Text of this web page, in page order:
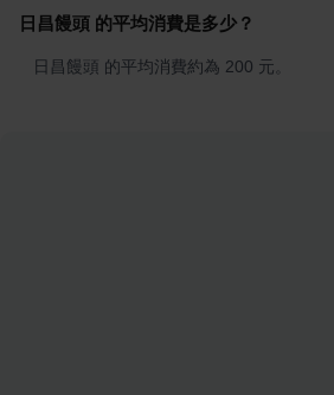
日昌饅頭 的平均消費是多少？
日昌饅頭 的平均消費約為 200 元。